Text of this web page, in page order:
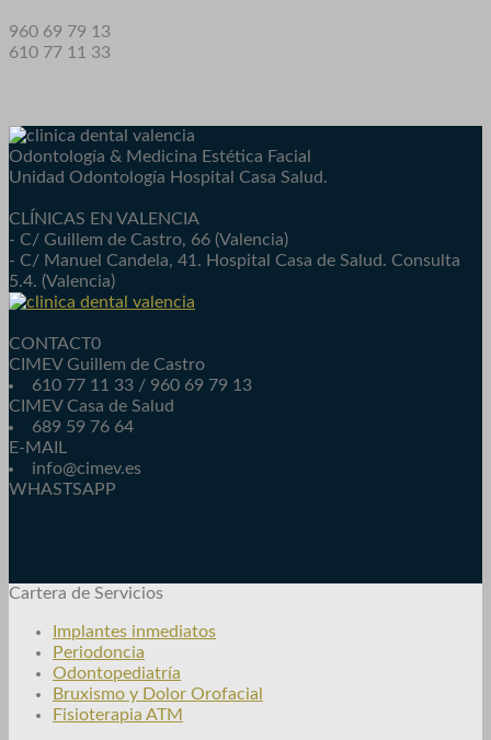
960 69 79 13
610 77 11 33
Odontología & Medicina Estética Facial
Unidad Odontología Hospital Casa Salud.
CLÍNICAS EN VALENCIA
- C/ Guillem de Castro, 66 (Valencia)
- C/ Manuel Candela, 41. Hospital Casa de Salud. Consulta
5.4. (Valencia)
CONTACT0
CIMEV Guillem de Castro
610 77 11 33 / 960 69 79 13
CIMEV Casa de Salud
689 59 76 64
E-MAIL
info@cimev.es
WHASTSAPP
Cartera de Servicios
Implantes inmediatos
Periodoncia
Odontopediatría
Bruxismo y Dolor Orofacial
Fisioterapia ATM